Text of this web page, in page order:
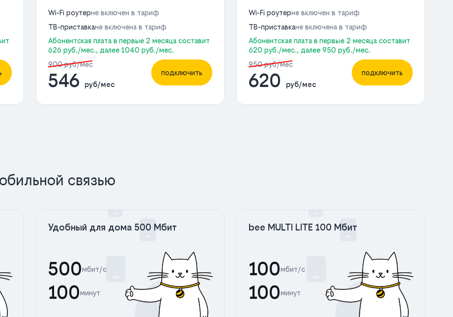
Wi-Fi роутерне включен в тариф
ТВ-приставкане включена в тариф
Абонентская плата в первые 2 месяца составит
626 руб./мес., далее 1040 руб./мес.
900 руб/мес
546 руб/мес
подключить
Wi-Fi роутерне включен в тариф
ТВ-приставкане включена в тариф
Абонентская плата в первые 2 месяца составит
620 руб./мес., далее 950 руб./мес.
950 руб/мес
620 руб/мес
подключить
связью
Удобный для дома 500 Мбит
500мбит/с
100минут
bee MULTI LITE 100 Мбит
100мбит/с
100минут